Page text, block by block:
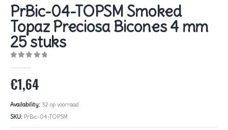
PrBic-04-TOPSM Smoked
Topaz Preciosa Bicones 4 mm
25 stuks
€1,64
Availability: 32 op voorraad
SKU: PrBic-04-TOPSM